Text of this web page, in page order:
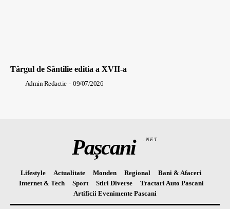
Târgul de Sântilie editia a XVII-a
Admin Redactie - 09/07/2026
Pașcani .NET
Lifestyle Actualitate Monden Regional
Bani & Afaceri
Internet & Tech
Sport Stiri Diverse
Tractari Auto Pascani
Artificii Evenimente Pascani